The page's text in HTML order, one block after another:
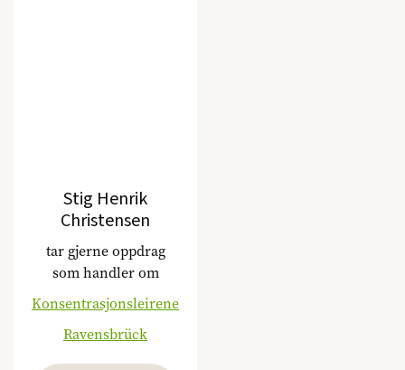
Stig Henrik
Christensen
tar gjerne oppdrag
som handler om
Konsentrasjonsleirene
Ravensbrück